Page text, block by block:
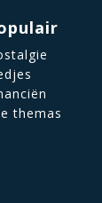
themas